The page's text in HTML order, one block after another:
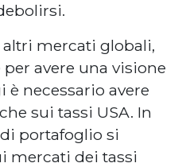
mercati globali,
avere una visione
necessario avere
sui tassi USA. In
portafoglio si
mercati dei tassi